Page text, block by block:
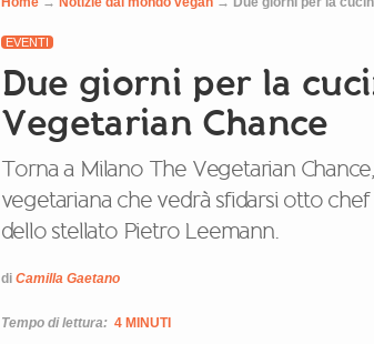
EVENTI
Due giorni per la
Vegetarian Chance
Torna a Milano The Vegetarian
vegetariana che vedrà sfidarsi otto
dello stellato Pietro Leemann.
di Camilla Gaetano
Tempo di lettura: 4 MINUTI